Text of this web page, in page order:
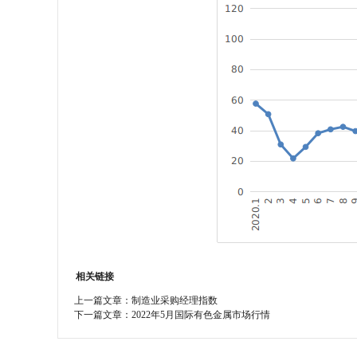
相关链接
上一篇文章： 制造业采购经理指数
下一篇文章： 2022年5月国际有色金属市场行情